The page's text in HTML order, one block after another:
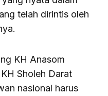
telah dirintis oleh
KH Anasom
Sholeh Darat
nasional harus